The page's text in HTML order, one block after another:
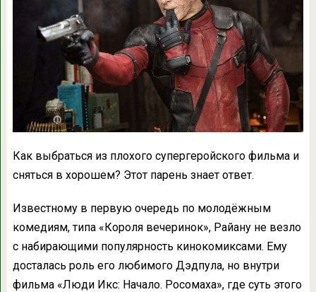
Как выбраться из плохого супергеройского фильма и
сняться в хорошем? Этот парень знает ответ.
Известному в первую очередь по молодёжным
комедиям, типа «Короля вечеринок», Райану не везло
с набирающими популярность кинокомиксами. Ему
досталась роль его любимого Дэдпула, но внутри
фильма «Люди Икс: Начало. Росомаха», где суть этого